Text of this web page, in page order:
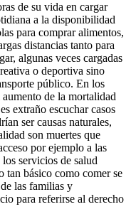
de su vida en cargar
a la disponibilidad
para comprar alimentos,
distancias tanto para
algunas veces cargadas
o deportiva sino
público. En los
de la mortalidad
extraño escuchar casos
ser causas naturales,
son muertes que
por ejemplo a las
servicios de salud
tan básico como comer se
las familias y
para referirse al derecho